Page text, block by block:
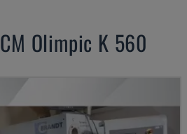
Olimpic K 560